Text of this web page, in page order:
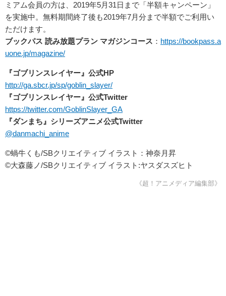
ミアム会員の方は、2019年5月31日まで「半額キャンペーン」
を実施中。無料期間終了後も2019年7月分まで半額でご利用い
ただけます。
ブックパス 読み放題プラン マガジンコース ： https://bookpass.a
uone.jp/magazine/
『ゴブリンスレイヤー』公式HP
http://ga.sbcr.jp/sp/goblin_slayer/
『ゴブリンスレイヤー』公式Twitter
https://twitter.com/GoblinSlayer_GA
『ダンまち』シリーズアニメ公式Twitter
@danmachi_anime
©蝸牛くも/SBクリエイティブ イラスト：神奈月昇
©大森藤ノ/SBクリエイティブ イラスト:ヤスダスズヒト
《超！アニメディア編集部》